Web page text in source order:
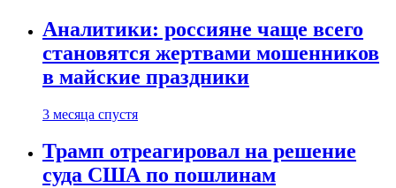
Аналитики: россияне чаще всего
становятся жертвами мошенников
в майские праздники
3 месяца спустя
Трамп отреагировал на решение
суда США по пошлинам